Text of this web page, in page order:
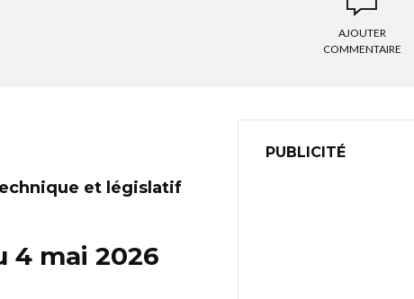
AJOUTER
COMMENTAIRE
et législatif
4 mai 2026
PUBLICITÉ